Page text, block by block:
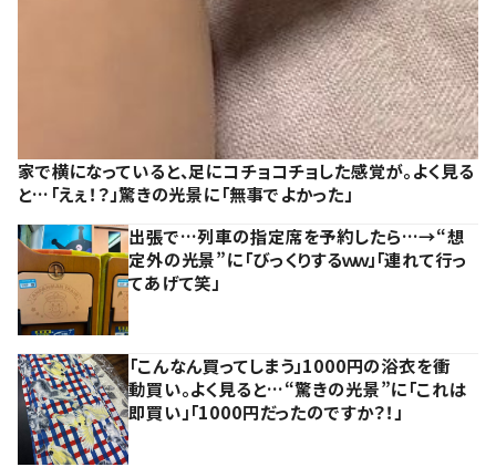
家で横になっていると、足にコチョコチョした感覚が。よく見る
と…「えぇ！？」驚きの光景に「無事でよかった」
出張で…列車の指定席を予約したら…→“想
定外の光景”に「びっくりするｗｗ」「連れて行っ
てあげて笑」
「こんなん買ってしまう」1000円の浴衣を衝
動買い。よく見ると…“驚きの光景”に「これは
即買い」「1000円だったのですか？！」